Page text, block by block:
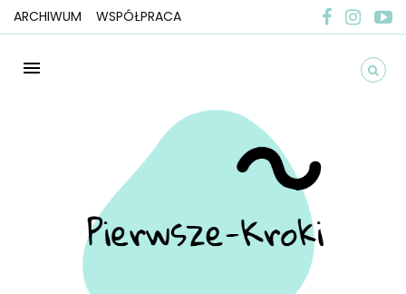
ARCHIWUM WSPÓŁPRACA